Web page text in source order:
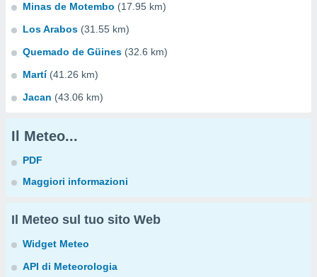
Minas de Motembo (17.95 km)
Los Arabos (31.55 km)
Quemado de Güines (32.6 km)
Martí (41.26 km)
Jacan (43.06 km)
Il Meteo...
PDF
Maggiori informazioni
Il Meteo sul tuo sito Web
Widget Meteo
API di Meteorologia